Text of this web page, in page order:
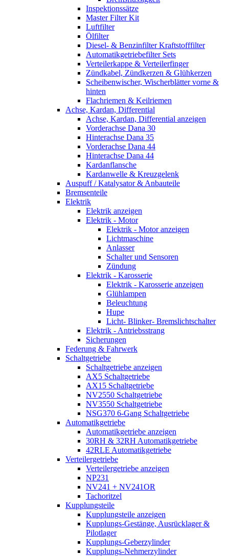
Inspektionssätze
Master Filter Kit
Luftfilter
Ölfilter
Diesel- & Benzinfilter Kraftstofffilter
Automatikgetriebefilter Sets
Verteilerkappe & Verteilerfinger
Zündkabel, Zündkerzen & Glühkerzen
Scheibenwischer, Wischerblätter vorne &
hinten
Flachriemen & Keilriemen
Achse, Kardan, Differential
Achse, Kardan, Differential anzeigen
Vorderachse Dana 30
Hinterachse Dana 35
Vorderachse Dana 44
Hinterachse Dana 44
Kardanflansche
Kardanwelle & Kreuzgelenk
Auspuff / Katalysator & Anbauteile
Bremsenteile
Elektrik
Elektrik anzeigen
Elektrik - Motor
Elektrik - Motor anzeigen
Lichtmaschine
Anlasser
Schalter und Sensoren
Zündung
Elektrik - Karosserie
Elektrik - Karosserie anzeigen
Glühlampen
Beleuchtung
Hupe
Licht- Blinker- Bremslichtschalter
Elektrik - Antriebsstrang
Sicherungen
Federung & Fahrwerk
Schaltgetriebe
Schaltgetriebe anzeigen
AX5 Schaltgetriebe
AX15 Schaltgetriebe
NV2550 Schaltgetriebe
NV3550 Schaltgetriebe
NSG370 6-Gang Schaltgetriebe
Automatikgetriebe
Automatikgetriebe anzeigen
30RH & 32RH Automatikgetriebe
42RLE Automatikgetriebe
Verteilergetriebe
Verteilergetriebe anzeigen
NP231
NV241 + NV241OR
Tachoritzel
Kupplungsteile
Kupplungsteile anzeigen
Kupplungs-Gestänge, Ausrücklager &
Pilotlager
Kupplungs-Geberzylinder
Kupplungs-Nehmerzylinder